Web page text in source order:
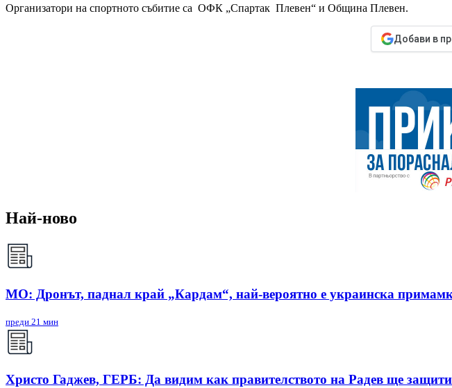
Организатори на спортното събитие са ОФК „Спартак Плевен“ и Община Плевен.
Добави в
Най-ново
МО: Дронът, паднал край „Кардам“, най-вероятно е украинска
преди 21 мин
Христо Гаджев, ГЕРБ: Да видим как правителството на Радев ще